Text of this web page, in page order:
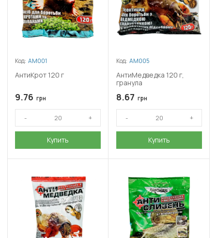
Код: АМ001
АнтиКрот 120 г
9.76 грн
Купить
Код: АМ005
АнтиМедведка 120 г,
гранула
8.67 грн
Купить